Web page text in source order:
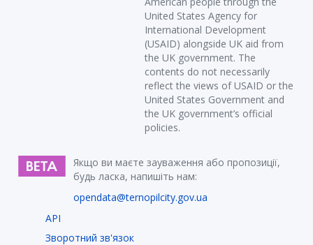
United States Agency for
International Development
(USAID) alongside UK aid from
the UK government. The
contents do not necessarily
reflect the views of USAID or the
United States Government and
the UK government’s official
policies.
Якщо ви маєте зауваження або пропозиції,
будь ласка, напишіть нам:
opendata@ternopilcity.gov.ua
API
Зворотний зв'язок